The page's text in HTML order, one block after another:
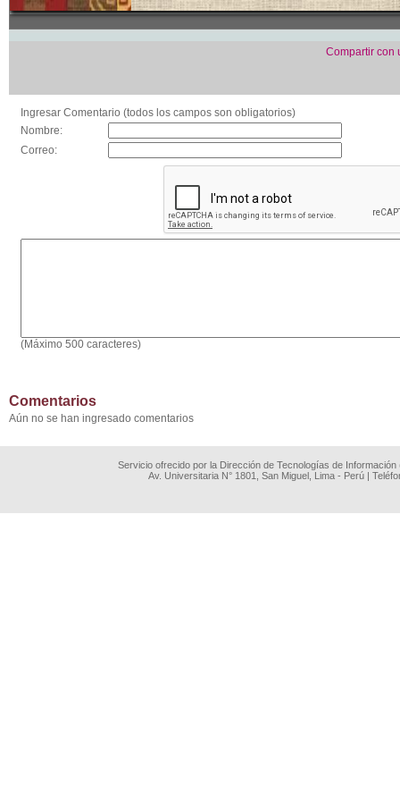
Compartir con
Ingresar Comentario (todos los campos son obligatorios)
Nombre:
Correo:
(Máximo 500 caracteres)
Comentarios
Aún no se han ingresado comentarios
Servicio ofrecido por la Dirección de Tecnologías de
Av. Universitaria N° 1801, San Miguel, Lima - Perú |